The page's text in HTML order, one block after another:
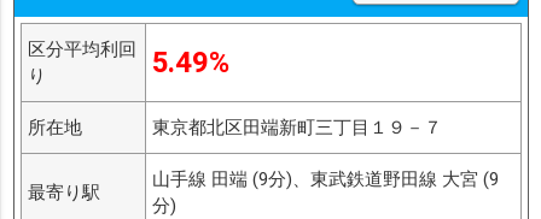
区分平均利回
り
5.49%
所在地 東京都北区田端新町三丁目１９－７
最寄り駅
山手線 田端 (9分)、東武鉄道野田線 大宮 (9
分)